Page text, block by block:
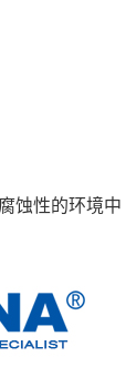
蚀性的环境中